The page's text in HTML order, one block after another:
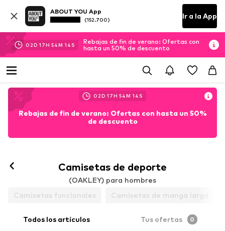
ABOUT YOU App
(152.700) Ir a la App
02D 17H 54M 13 S
Rebajas de fin de verano: Ofertas con
hasta un 50% de descuento
02D 17H 54M 13 S
Rebajas de fin de verano: Ofertas con hasta un 50%
de descuento
Camisetas de deporte
(OAKLEY) para hombres
Camisetas funcionales
Camisetas de manga larga
Todos los artículos Tus ofertas 0